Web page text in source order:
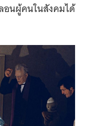
นผู้คนในสังคมได้